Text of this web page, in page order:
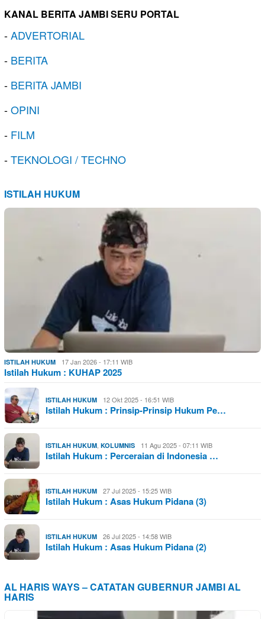
KANAL BERITA JAMBI SERU PORTAL
-ADVERTORIAL
- BERITA
- BERITA JAMBI
-OPINI
- FILM
-TEKNOLOGI / TECHNO
ISTILAH HUKUM
ISTILAH HUKUM 17 Jan 2026 - 17:11 WIB
Istilah Hukum : KUHAP 2025
ISTILAH HUKUM 12 Okt 2025 - 16:51 WIB
Istilah Hukum : Prinsip-Prinsip Hukum Pe…
ISTILAH HUKUM, KOLUMNIS 11 Agu 2025 - 07:11 WIB
Istilah Hukum : Perceraian di Indonesia …
ISTILAH HUKUM 27 Jul 2025 - 15:25 WIB
Istilah Hukum : Asas Hukum Pidana (3)
ISTILAH HUKUM 26 Jul 2025 - 14:58 WIB
Istilah Hukum : Asas Hukum Pidana (2)
AL HARIS WAYS – CATATAN GUBERNUR JAMBI AL
HARIS